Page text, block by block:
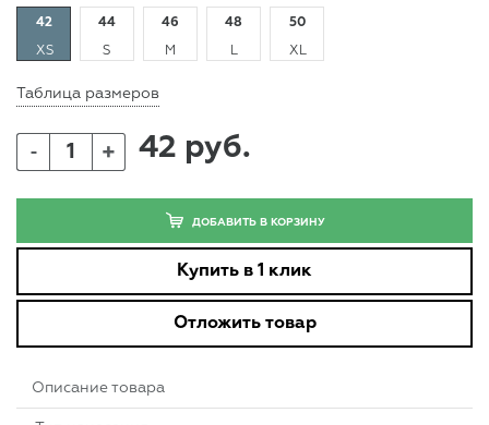
42
XS
44
S
46
M
48
L
50
XL
Таблица размеров
- + 42 руб.
ДОБАВИТЬ В КОРЗИНУ
Купить в 1 клик
Отложить товар
Описание товара